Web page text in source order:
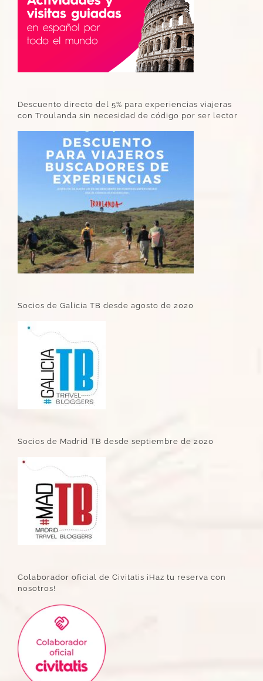
Descuento directo del 5% para experiencias viajeras
con Troulanda sin necesidad de código por ser lector
Socios de Galicia TB desde agosto de 2020
Socios de Madrid TB desde septiembre de 2020
Colaborador oficial de Civitatis ¡Haz tu reserva con
nosotros!